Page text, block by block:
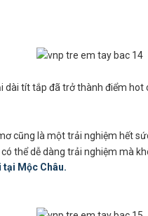
tít tắp đã trở thành điểm hot
cũng là một trải nghiệm hết
thể dễ dàng trải nghiệm mà
Mộc Châu.